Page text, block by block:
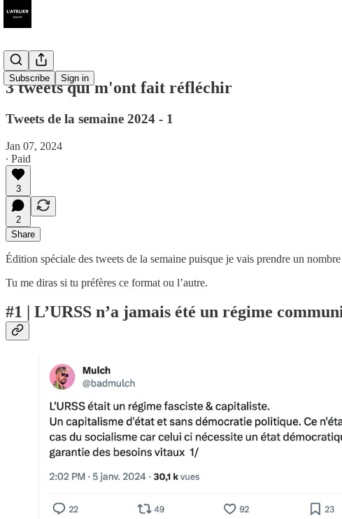
Subscribe Sign in
3 tweets qui m'ont fait réfléchir
Tweets de la semaine 2024 - 1
Jan 07, 2024
∙ Paid
3
2
Share
Édition spéciale des tweets de la semaine puisque je vais prendre un
Tu me diras si tu préfères ce format ou l’autre.
#1 | L’URSS n’a jamais été un régime